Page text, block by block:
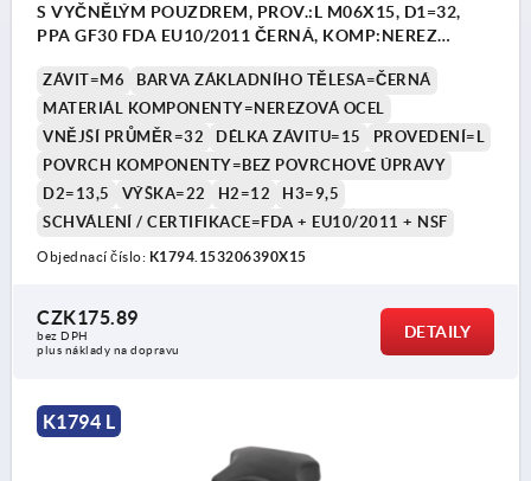
S VYČNĚLÝM POUZDREM, PROV.:L M06X15, D1=32,
PPA GF30 FDA EU10/2011 ČERNÁ, KOMP:NEREZ
ZÁVIT=M6
BARVA ZÁKLADNÍHO TĚLESA=ČERNÁ
MATERIÁL KOMPONENTY=NEREZOVÁ OCEL
VNĚJŠÍ PRŮMĚR=32
DÉLKA ZÁVITU=15
PROVEDENÍ=L
POVRCH KOMPONENTY=BEZ POVRCHOVÉ ÚPRAVY
D2=13,5
VÝŠKA=22 H2=12
H3=9,5
SCHVÁLENÍ / CERTIFIKACE=FDA + EU10/2011 + NSF
Objednací číslo: K1794.153206390X15
CZK175.89
bez DPH
plus náklady na dopravu
DETAILY
K1794 L